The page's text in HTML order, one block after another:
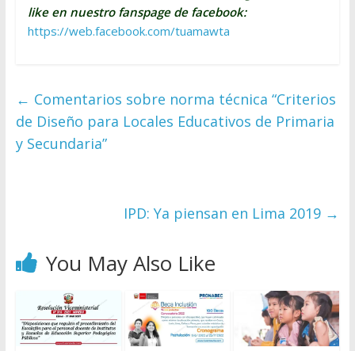
like en nuestro fanspage de facebook:
https://web.facebook.com/tuamawta
← Comentarios sobre norma técnica “Criterios
de Diseño para Locales Educativos de Primaria
y Secundaria”
IPD: Ya piensan en Lima 2019 →
You May Also Like